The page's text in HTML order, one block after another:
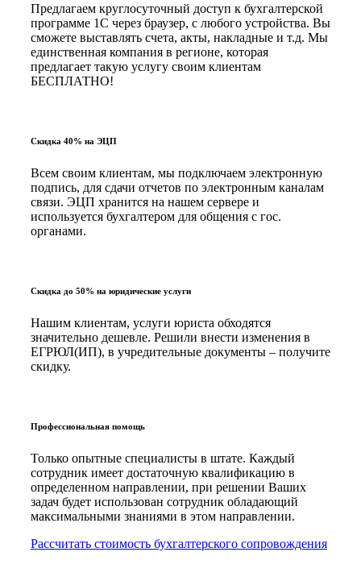
Предлагаем круглосуточный доступ к бухгалтерской
программе 1С через браузер, с любого устройства. Вы
сможете выставлять счета, акты, накладные и т.д. Мы
единственная компания в регионе, которая
предлагает такую услугу своим клиентам
БЕСПЛАТНО!
Скидка 40% на ЭЦП
Всем своим клиентам, мы подключаем электронную
подпись, для сдачи отчетов по электронным каналам
связи. ЭЦП хранится на нашем сервере и
используется бухгалтером для общения с гос.
органами.
Скидка до 50% на юридические услуги
Нашим клиентам, услуги юриста обходятся
значительно дешевле. Решили внести изменения в
ЕГРЮЛ(ИП), в учредительные документы – получите
скидку.
Профессиональная помощь
Только опытные специалисты в штате. Каждый
сотрудник имеет достаточную квалификацию в
определенном направлении, при решении Ваших
задач будет использован сотрудник обладающий
максимальными знаниями в этом направлении.
Рассчитать стоимость бухгалтерского сопровождения